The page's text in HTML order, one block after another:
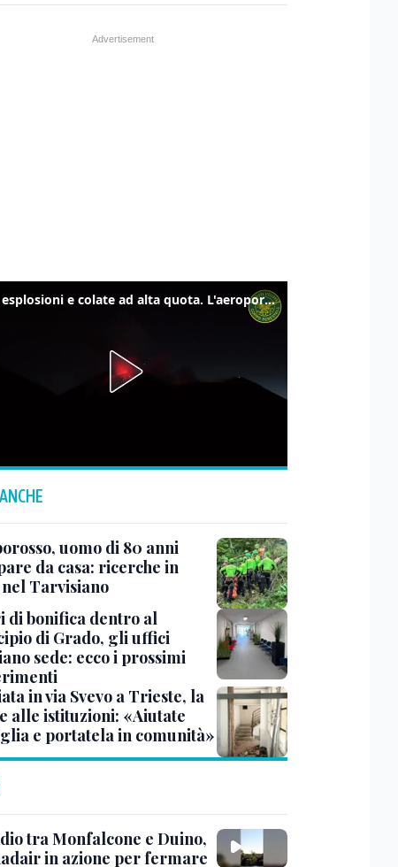
Etna, esplosioni e colate ad alta quota. L'aeroporto di Catania verso la normalità
uomo di 80 anni
da casa: ricerche in
Tarvisiano
di bonifica dentro al
di Grado, gli uffici
sede: ecco i prossimi
in via Svevo a Trieste, la
alle istituzioni: «Aiutate
e portatela in comunità»
tra Monfalcone e Duino,
in azione per fermare